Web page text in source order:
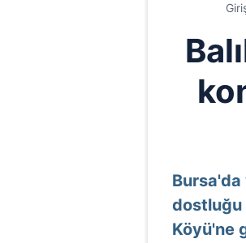
Bursa'da
dostluğu
Köyü'ne